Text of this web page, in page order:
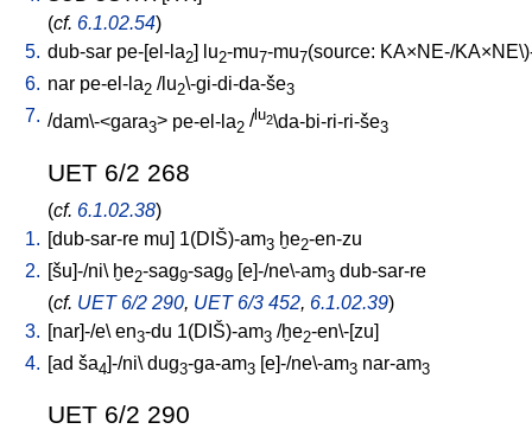
(cf. 6.1.02.54)
5. dub-sar pe-[el-la2] lu2-mu7-mu7(source: KA×NE-/
6. nar pe-el-la2 /lu2\-gi-di-da-še3
7. /dam\-<gara3> pe-el-la2 /lu2\da-bi-ri-ri-še3
UET 6/2 268
(cf. 6.1.02.38)
1. [dub-sar-re mu] 1(DIŠ)-am3 ḫe2-en-zu
2. [šu]-/ni\ ḫe2-sag9-sag9 [e]-/ne\-am3 dub-sar-re
(cf. UET 6/2 290, UET 6/3 452, 6.1.02.39)
3. [nar]-/e\ en3-du 1(DIŠ)-am3 /ḫe2-en\-[zu]
4. [ad ša4]-/ni\ dug3-ga-am3 [e]-/ne\-am3 nar-am3
UET 6/2 290